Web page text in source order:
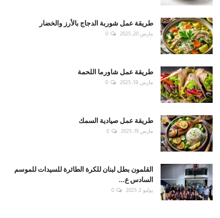
طريقة عمل شوربة الدجاج بالأرز والخضار
مارس 20, 2025 0
طريقة عمل شاورما اللحمة
مارس 18, 2025 0
طريقة عمل صيادية السمك
مارس 19, 2025 0
القلمون بطل لبنان للكرة الطائرة للسيدات للموسم
السادس ع...
يوليو 3, 2025 0